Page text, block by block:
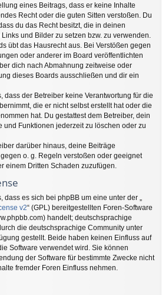
eines Beitrags, dass er keine Inhalte
Recht oder die guten Sitten verstoßen. Du
du das Recht besitzt, die in deinen
und Bilder zu setzen bzw. zu verwenden.
übt das Hausrecht aus. Bei Verstößen gegen
oder anderer im Board veröffentlichten
dich nach Abmahnung zeitweise oder
dieses Boards ausschließen und dir ein
dass der Betreiber keine Verantwortung für die
die er nicht selbst erstellt hat oder die
hat. Du gestattest dem Betreiber, dein
und Funktionen jederzeit zu löschen oder zu
darüber hinaus, deine Beiträge
o. g. Regeln verstoßen oder geeignet
einem Dritten Schaden zuzufügen.
dass es sich bei phpBB um eine unter der „
v2“ (GPL) bereitgestellten Foren-Software
handelt; deutschsprachige
die deutschsprachige Community unter
gestellt. Beide haben keinen Einfluss auf
Software verwendet wird. Sie können
der Software für bestimmte Zwecke nicht
fremder Foren Einfluss nehmen.